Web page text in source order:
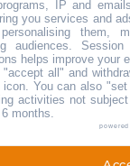
IP and
you services and
them,
audiences.
helps improve your
"accept all" and
icon . You can also
activities not
months.